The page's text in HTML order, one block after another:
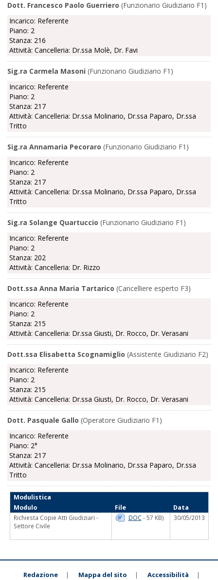
Dott. Francesco Paolo Guerriero (Funzionario Giudiziario F1)
Incarico: Referente
Piano: 2
Stanza: 216
Attività: Cancelleria: Dr.ssa Molè, Dr. Favi
Sig.ra Carmela Masoni (Funzionario Giudiziario F1)
Incarico: Referente
Piano: 2
Stanza: 217
Attività: Cancelleria: Dr.ssa Molinario, Dr.ssa Paparo, Dr.ssa
Tritto
Sig.ra Annamaria Pecoraro (Funzionario Giudiziario F1)
Incarico: Referente
Piano: 2
Stanza: 217
Attività: Cancelleria: Dr.ssa Molinario, Dr.ssa Paparo, Dr.ssa
Tritto
Sig.ra Solange Quartuccio (Funzionario Giudiziario F1)
Incarico: Referente
Piano: 2
Stanza: 202
Attività: Cancelleria: Dr. Rizzo
Dott.ssa Anna Maria Tartarico (Cancelliere esperto F3)
Incarico: Referente
Piano: 2
Stanza: 215
Attività: Cancelleria: Dr.ssa Giusti, Dr. Rocco, Dr. Verasani
Dott.ssa Elisabetta Scognamiglio (Assistente Giudiziario F2)
Incarico: Referente
Piano: 2
Stanza: 215
Attività: Cancelleria: Dr.ssa Giusti, Dr. Rocco, Dr. Verasani
Dott. Pasquale Gallo (Operatore Giudiziario F1)
Incarico: Referente
Piano: 2°
Stanza: 217
Attività: Cancelleria: Dr.ssa Molinario, Dr.ssa Paparo, Dr.ssa
Tritto
Modulistica
Modulo
File Data
Richiesta Copie Atti Giudiziari -
Settore Civile
( DOC- 57 KB) 30/05/2013
Redazione | Mappa del sito | Accessibilità |